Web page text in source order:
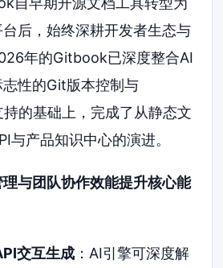
后，始终深耕开发者生态与
年的Gitbook已深度整合AI
性的Git版本控制与
的基础上，完成了从静态文
与产品知识中心的演进。
与团队协作效能提升核心能
交互生成：AI引擎可深度解